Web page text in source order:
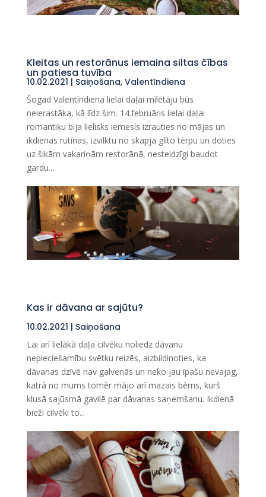
Kleitas un restorānus iemaina siltas čības
un patiesa tuvība
10.02.2021 | Saiņošana, Valentīndiena
Šogad Valentīndiena lielai daļai mīlētāju būs
neierastāka, kā līdz šim. 14.februāris lielai daļai
romantiķu bija lielisks iemesls izrauties no mājas un
ikdienas rutīnas, izvilktu no skapja glīto tērpu un doties
uz šikām vakariņām restorānā, nesteidzīgi baudot
gardu...
Kas ir dāvana ar sajūtu?
10.02.2021 | Saiņošana
Lai arī lielākā daļa cilvēku noliedz dāvanu
nepieciešamību svētku reizēs, aizbildinoties, ka
dāvanas dzīvē nav galvenās un neko jau īpašu nevajag,
katrā no mums tomēr mājo arī mazais bērns, kurš
klusā sajūsmā gavilē par dāvanas saņemšanu. Ikdienā
bieži cilvēki to...